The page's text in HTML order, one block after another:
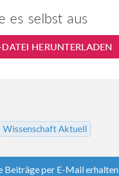
es selbst aus
HERUNTERLADEN
Wissenschaft Aktuell
Beiträge per E-Mail erhalten